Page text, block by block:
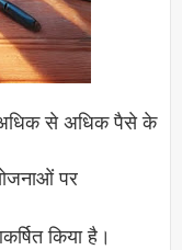
अधिक से अधिक पैसे के
पर
किया है।